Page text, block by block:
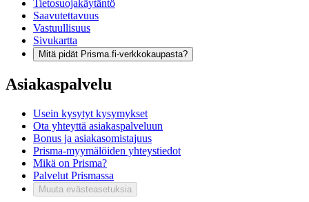
Tietosuojakäytäntö
Saavutettavuus
Vastuullisuus
Sivukartta
Mitä pidät Prisma.fi-verkkokaupasta?
Asiakaspalvelu
Usein kysytyt kysymykset
Ota yhteyttä asiakaspalveluun
Bonus ja asiakasomistajuus
Prisma-myymälöiden yhteystiedot
Mikä on Prisma?
Palvelut Prismassa
Muuta evästeasetuksia